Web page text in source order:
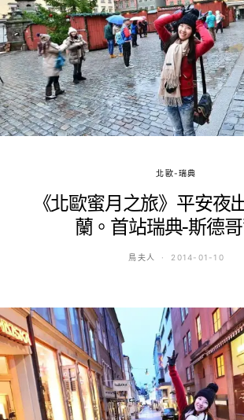
北歐-瑞典
《北歐蜜月之旅》平安夜
蘭。首站瑞典-斯德
鳥夫人 2014-01-10